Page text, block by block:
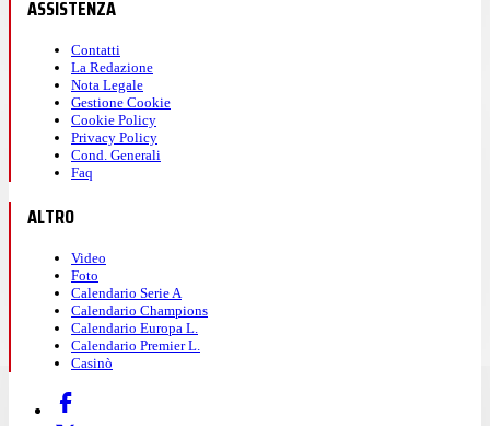
ASSISTENZA
Contatti
La Redazione
Nota Legale
Gestione Cookie
Cookie Policy
Privacy Policy
Cond. Generali
Faq
ALTRO
Video
Foto
Calendario Serie A
Calendario Champions
Calendario Europa L.
Calendario Premier L.
Casinò